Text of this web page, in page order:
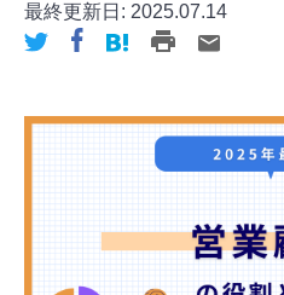
最終更新日: 2025.07.14